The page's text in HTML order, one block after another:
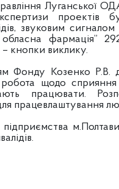
Луганської
проектів
звуковим
обласна фармація”
кнопки виклику.
Козенко Р.В.
робота щодо
працювати.
працевлаштування